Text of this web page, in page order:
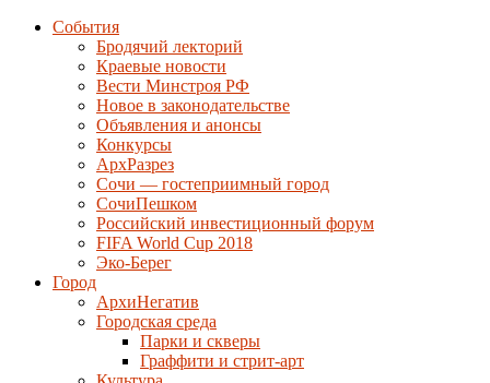
События
Бродячий лекторий
Краевые новости
Вести Минстроя РФ
Новое в законодательстве
Объявления и анонсы
Конкурсы
АрхРазрез
Сочи — гостеприимный город
СочиПешком
Российский инвестиционный форум
FIFA World Cup 2018
Эко-Берег
Город
АрхиНегатив
Городская среда
Парки и скверы
Граффити и стрит-арт